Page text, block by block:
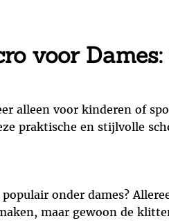
voor
alleen voor kinderen of
praktische en stijlvolle
onder dames?
maar gewoon de